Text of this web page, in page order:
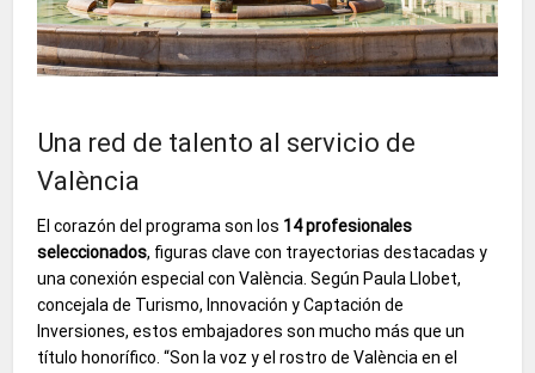
Una red de talento al servicio de
València
El corazón del programa son los 14 profesionales
seleccionados, figuras clave con trayectorias destacadas y
una conexión especial con València. Según Paula Llobet,
concejala de Turismo, Innovación y Captación de
Inversiones, estos embajadores son mucho más que un
título honorífico. “Son la voz y el rostro de València en el